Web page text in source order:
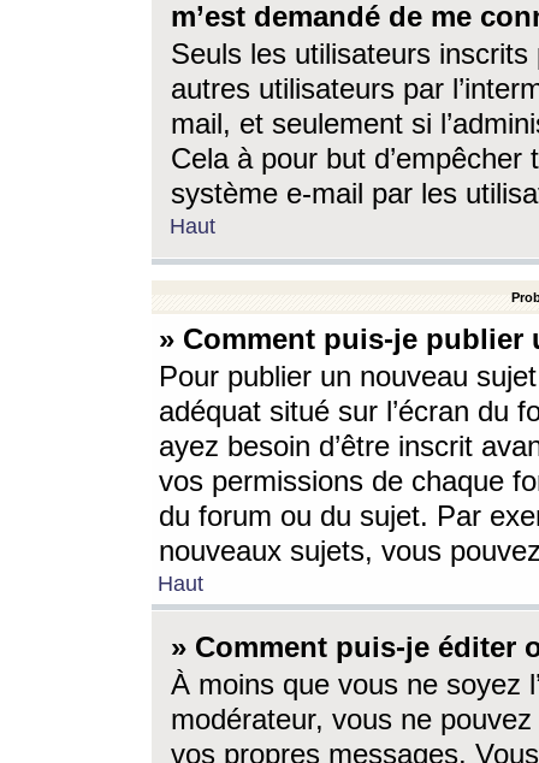
m’est demandé de me
Seuls les utilisateurs
autres utilisateurs par
mail, et seulement si
Cela à pour but
système e-mail par les
Haut
» Comment puis-je
Pour publier un nouveau
adéquat situé sur l’écran du
ayez besoin d’être inscrit
vos permissions de chaque
du forum ou du sujet. Par
nouveaux sujets, vous
Haut
» Comment puis-je éditer
À moins que vous ne soyez
modérateur, vous ne
vos propres messages.